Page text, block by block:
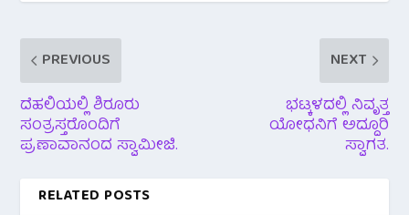
PREVIOUS
ದೆಹಲಿಯಲ್ಲಿ ಶಿರೂರು
ಸಂತ್ರಸ್ತರೊಂದಿಗೆ
ಪ್ರಣಾವಾನಂದ ಸ್ವಾಮೀಜಿ.
NEXT
ಭಟ್ಕಳದಲ್ಲಿ ನಿವೃತ್ತ
ಯೋಧನಿಗೆ ಅದ್ದೂರಿ
ಸ್ವಾಗತ.
RELATED POSTS